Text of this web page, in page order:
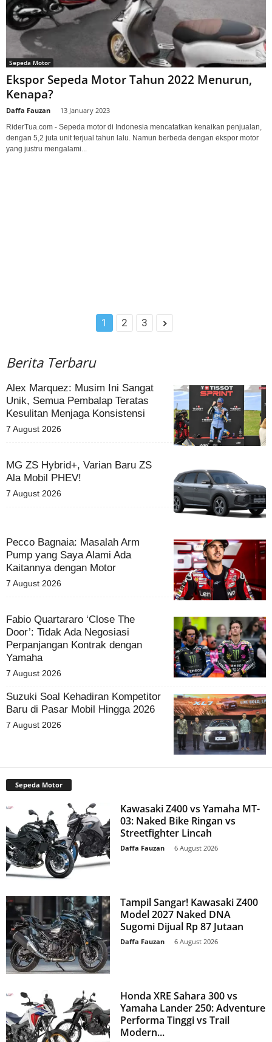
Sepeda Motor
Ekspor Sepeda Motor Tahun 2022 Menurun,
Kenapa?
Daffa Fauzan 13 January 2023
RiderTua.com - Sepeda motor di Indonesia mencatatkan kenaikan penjualan,
dengan 5,2 juta unit terjual tahun lalu. Namun berbeda dengan ekspor motor
yang justru mengalami...
1 2 3
Berita Terbaru
Alex Marquez: Musim Ini Sangat
Unik, Semua Pembalap Teratas
Kesulitan Menjaga Konsistensi
7 August 2026
MG ZS Hybrid+, Varian Baru ZS
Ala Mobil PHEV!
7 August 2026
Pecco Bagnaia: Masalah Arm
Pump yang Saya Alami Ada
Kaitannya dengan Motor
7 August 2026
Fabio Quartararo ‘Close The
Door’: Tidak Ada Negosiasi
Perpanjangan Kontrak dengan
Yamaha
7 August 2026
Suzuki Soal Kehadiran Kompetitor
Baru di Pasar Mobil Hingga 2026
7 August 2026
Sepeda Motor
Kawasaki Z400 vs Yamaha MT-
03: Naked Bike Ringan vs
Streetfighter Lincah
Daffa Fauzan 6 August 2026
Tampil Sangar! Kawasaki Z400
Model 2027 Naked DNA
Sugomi Dijual Rp 87 Jutaan
Daffa Fauzan 6 August 2026
Honda XRE Sahara 300 vs
Yamaha Lander 250: Adventure
Performa Tinggi vs Trail
Modern...